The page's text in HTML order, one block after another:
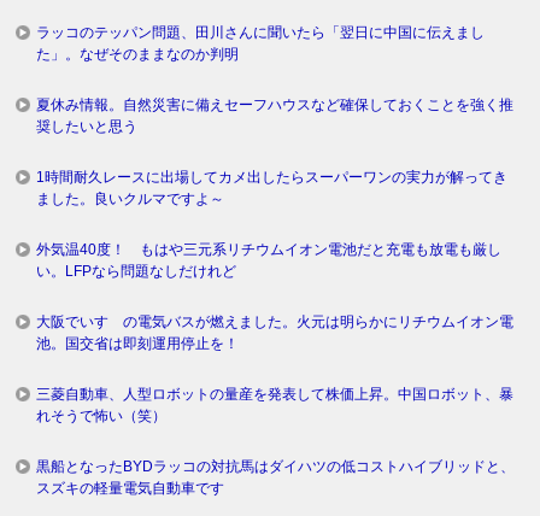
ラッコのテッパン問題、田川さんに聞いたら「翌日に中国に伝えまし
た」。なぜそのままなのか判明
夏休み情報。自然災害に備えセーフハウスなど確保しておくことを強く推
奨したいと思う
1時間耐久レースに出場してカメ出したらスーパーワンの実力が解ってき
ました。良いクルマですよ～
外気温40度！ もはや三元系リチウムイオン電池だと充電も放電も厳し
い。LFPなら問題なしだけれど
大阪でいすゞの電気バスが燃えました。火元は明らかにリチウムイオン電
池。国交省は即刻運用停止を！
三菱自動車、人型ロボットの量産を発表して株価上昇。中国ロボット、暴
れそうで怖い（笑）
黒船となったBYDラッコの対抗馬はダイハツの低コストハイブリッドと、
スズキの軽量電気自動車です